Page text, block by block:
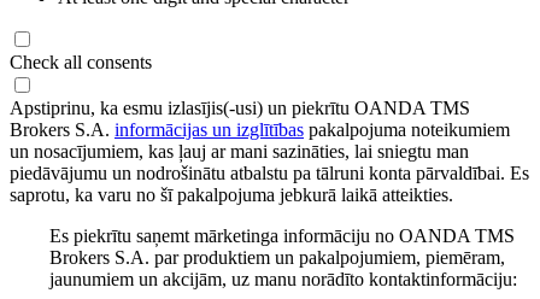
Check all consents
Apstiprinu, ka esmu izlasījis(-usi) un piekrītu OANDA TMS
Brokers S.A. informācijas un izglītības pakalpojuma noteikumiem
un nosacījumiem, kas ļauj ar mani sazināties, lai sniegtu man
piedāvājumu un nodrošinātu atbalstu pa tālruni konta pārvaldībai. Es
saprotu, ka varu no šī pakalpojuma jebkurā laikā atteikties.
Es piekrītu saņemt mārketinga informāciju no OANDA TMS
Brokers S.A. par produktiem un pakalpojumiem, piemēram,
jaunumiem un akcijām, uz manu norādīto kontaktinformāciju: